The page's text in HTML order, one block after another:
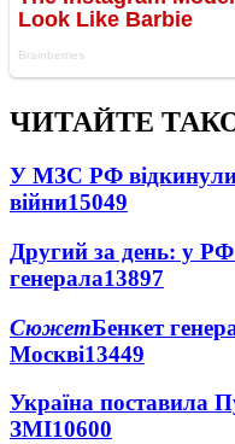
ЧИТАЙТЕ
У МЗС РФ відкинули
війни15049
Другий за день: у
генерала13897
СюжетБенкет
Москві13449
Україна поставила
ЗМІ10600